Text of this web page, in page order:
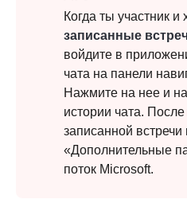
Когда ты участник и
записанные
войдите в
чата на панели
Нажмите на нее и
истории чата.
записанной
«Дополнительные
поток Microsoft.